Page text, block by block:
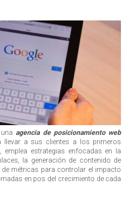
agencia de posicionamiento web
llevar a sus clientes a los primeros
emplea estrategias enfocadas en la
la generación de contenido de
de métricas para controlar el impacto
en pos del crecimiento de cada